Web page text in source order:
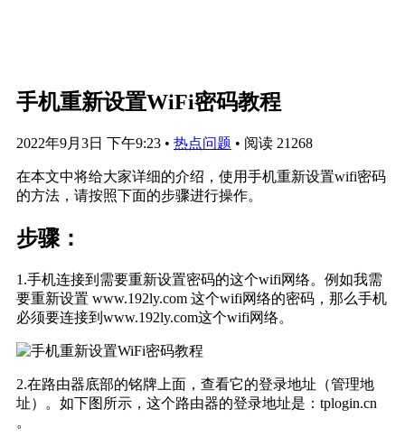
手机重新设置WiFi密码教程
2022年9月3日 下午9:23 • 热点问题 • 阅读 21268
在本文中将给大家详细的介绍，使用手机重新设置wifi密码
的方法，请按照下面的步骤进行操作。
步骤：
1.手机连接到需要重新设置密码的这个wifi网络。例如我需
要重新设置 www.192ly.com 这个wifi网络的密码，那么手机
必须要连接到www.192ly.com这个wifi网络。
2.在路由器底部的铭牌上面，查看它的登录地址（管理地
址）。如下图所示，这个路由器的登录地址是：tplogin.cn
。